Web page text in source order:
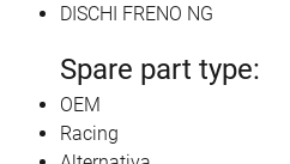
DISCHI FRENO NG
Spare part type:
OEM
Racing